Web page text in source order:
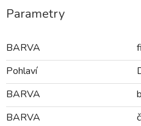
Parametry
BARVA
Pohlaví
BARVA
BARVA